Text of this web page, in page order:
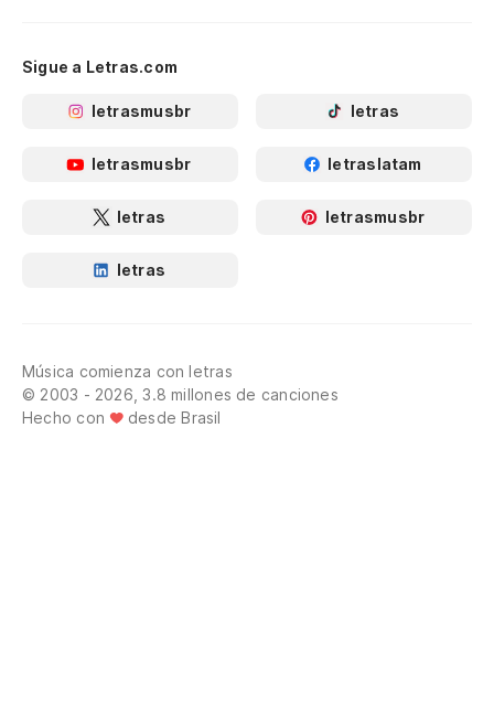
Sigue a Letras.com
letrasmusbr letras
letrasmusbr letraslatam
letras letrasmusbr
letras
Música comienza con letras
© 2003 - 2026, 3.8 millones de canciones
Hecho con
desde Brasil